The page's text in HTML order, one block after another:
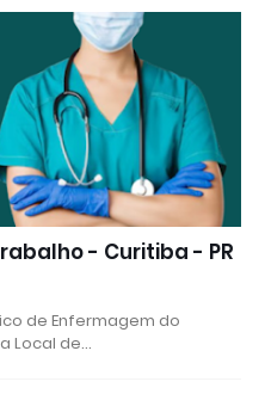
- Curitiba - PR
de Enfermagem do
Local de…